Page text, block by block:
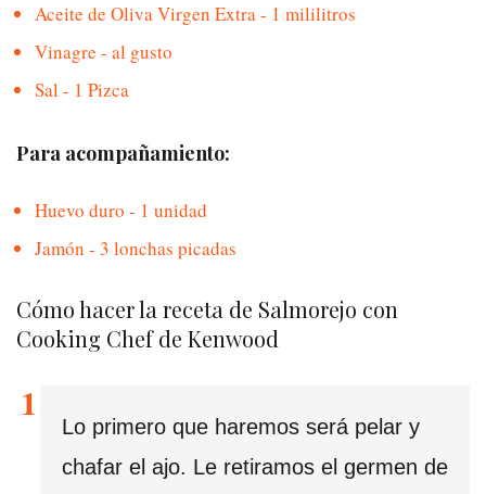
Aceite de Oliva Virgen Extra - 1 mililitros
Vinagre - al gusto
Sal - 1 Pizca
Para acompañamiento:
Huevo duro - 1 unidad
Jamón - 3 lonchas picadas
Cómo hacer la receta de Salmorejo con
Cooking Chef de Kenwood
Lo primero que haremos será pelar y
chafar el ajo. Le retiramos el germen de